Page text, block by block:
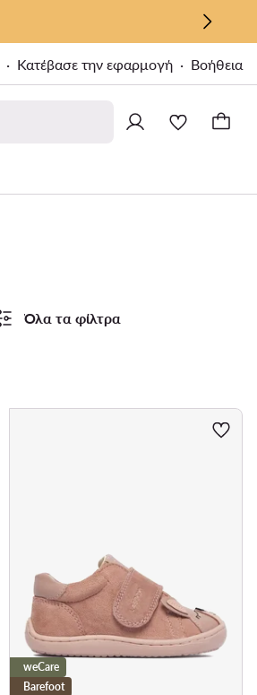
Κατέβασε την εφαρμογή Βοήθεια
Όλα τα φίλτρα
weCare
Barefoot